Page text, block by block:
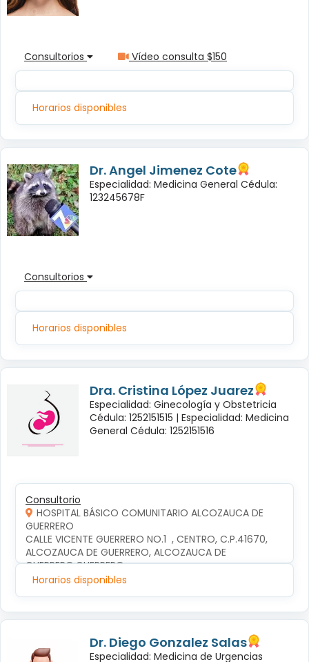
Consultorios Vídeo consulta $150
Horarios disponibles
Dr. Angel Jimenez Cote
Especialidad: Medicina General Cédula:
123245678F
Consultorios
Horarios disponibles
Dra. Cristina López Juarez
Especialidad: Ginecología y Obstetricia
Cédula: 1252151515 | Especialidad: Medicina
General Cédula: 1252151516
Consultorio
HOSPITAL BÁSICO COMUNITARIO ALCOZAUCA DE
GUERRERO
CALLE VICENTE GUERRERO NO.1  , CENTRO, C.P.41670,
ALCOZAUCA DE GUERRERO, ALCOZAUCA DE
GUERRERO,GUERRERO
Horarios disponibles
Dr. Diego Gonzalez Salas
Especialidad: Medicina de Urgencias